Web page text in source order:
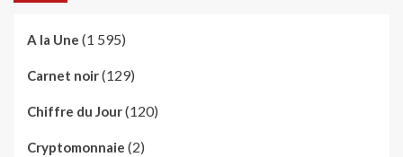
A la Une (1 595)
Carnet noir(129)
Chiffre du Jour(120)
Cryptomonnaie (2)